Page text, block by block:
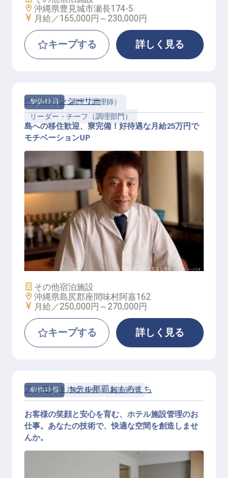
勤務地
沖縄県豊見城市瀬長174-5
給与
月給／165,000円～ 230,000円
キープする 詳しく見る
契約社員
調理（調理師）
リーダー・チーフ（調理部門）
調理師
ペンションシーサー
島への移住歓迎、寮完備！好待遇な月給25万円で
モチベーションUP
施設業態
その他宿泊施設
勤務地
沖縄県島尻郡座間味村阿嘉162
給与
月給／250,000円～ 270,000円
キープする 詳しく見る
契約社員 施設管理 施設管理
アルモントホテル那覇おもろまち
お客様の笑顔と安心を育む、ホテル施設管理のお
仕事。あなたの技術で、快適な空間を創造しませ
んか。